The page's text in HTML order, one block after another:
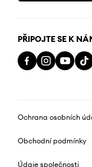
PŘIPOJTE SE K
Ochrana osobních
Obchodní podmínky
Údaje společnosti